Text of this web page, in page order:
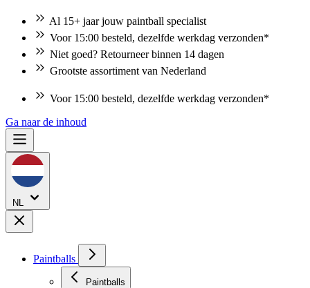
Al 15+ jaar jouw paintball specialist
Voor 15:00 besteld, dezelfde werkdag verzonden*
Niet goed? Retourneer binnen 14 dagen
Grootste assortiment van Nederland
Voor 15:00 besteld, dezelfde werkdag verzonden*
Ga naar de inhoud
NL
Paintballs